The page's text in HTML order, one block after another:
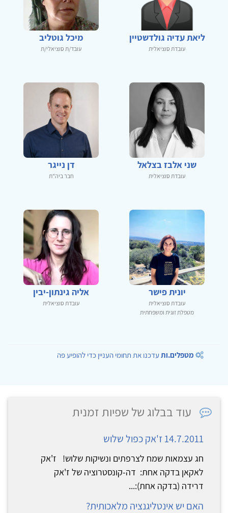
ליאת עדיה גולדשטיין
עובדת סוציאלית
מיכל גוטליב
עובד/ת סוציאלי/ת
שני אלבז בצלאל
עובדת סוציאלית
דן נייגר
חבר ביה"ת
יונית פישר
עובדת סוציאלית
מטפלת זוגית ומשפחתית
אליה גינתון-יבין
עובדת סוציאלית
מטפלים.ותעדכנו את תחומי העניין כדי להופיע פה
עוד בבלוג של שפיות זמנית
14.7.2011 ז'אק כפול שלוש
חג עצמאות שמח לצרפתים ונשיקות שלוש! ז'אק
לאקאן בדקה אחת: דה-קונסטרוציה של ז'אק
דרידה (בדקה אחת):...
האם יש אינטליגנציה מלאכותית?